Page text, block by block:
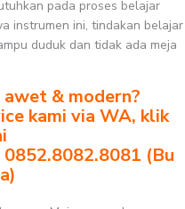
pada proses belajar
instrumen ini, tindakan belajar
duduk dan tidak ada meja
& modern?
kami via WA, klik
(Bu